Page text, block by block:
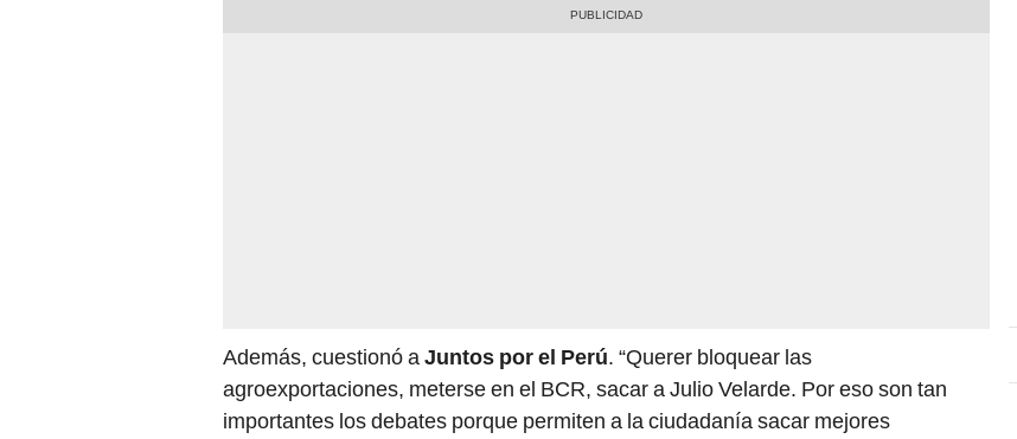
Además, cuestionó aJuntos por el Perú. “Querer bloquear las
agroexportaciones, meterse en el BCR, sacar a Julio Velarde. Por eso son tan
importantes los debates porque permiten a la ciudadanía sacar mejores